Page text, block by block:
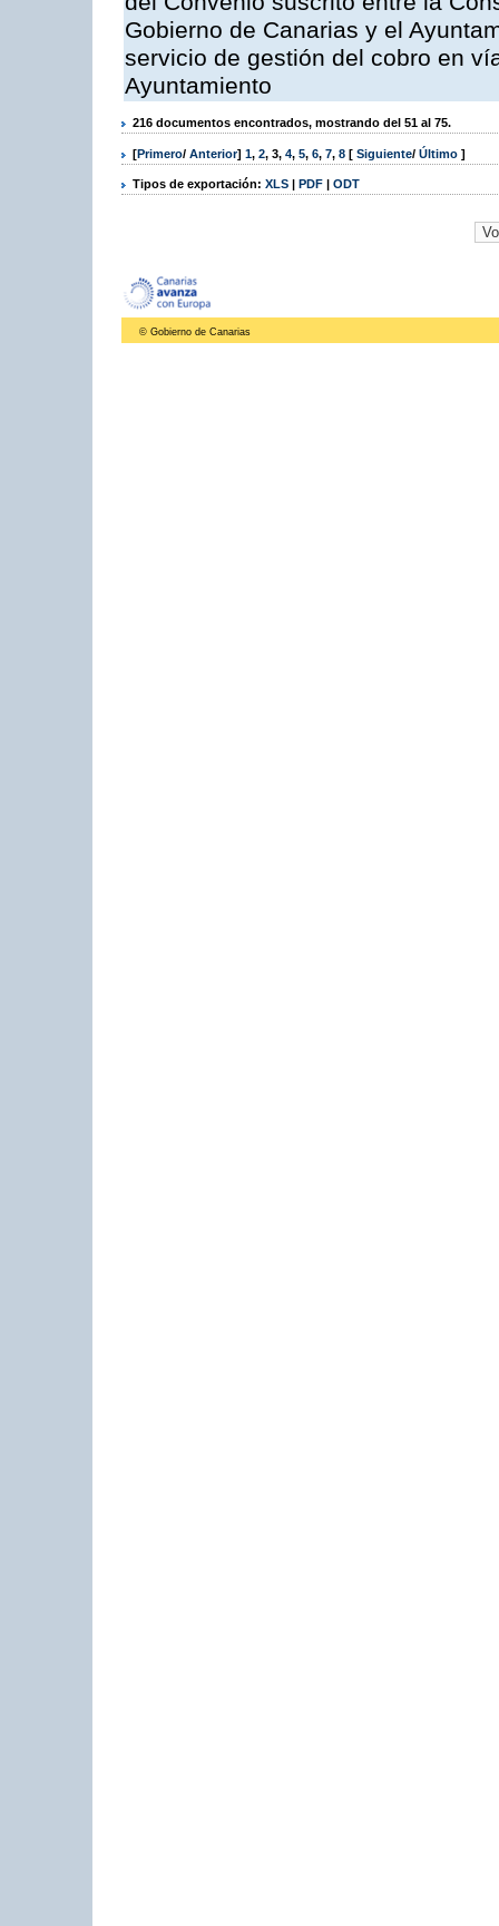
Gobierno de Canarias y el
servicio de gestión del cobro en
Ayuntamiento
216 documentos encontrados, mostrando del 51 al 75.
[Primero/ Anterior] 1, 2, 3, 4, 5, 6, 7, 8 [ Siguiente/ Último ]
Tipos de exportación: XLS | PDF | ODT
© Gobierno de Canarias